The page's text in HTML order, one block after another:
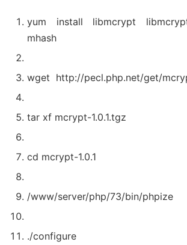
yum install libmcrypt
mhash
wget http://pecl.php.net/get/
tar xf mcrypt-1.0.1.tgz
cd mcrypt-1.0.1
/www/server/php/73/bin/phpize
./configure